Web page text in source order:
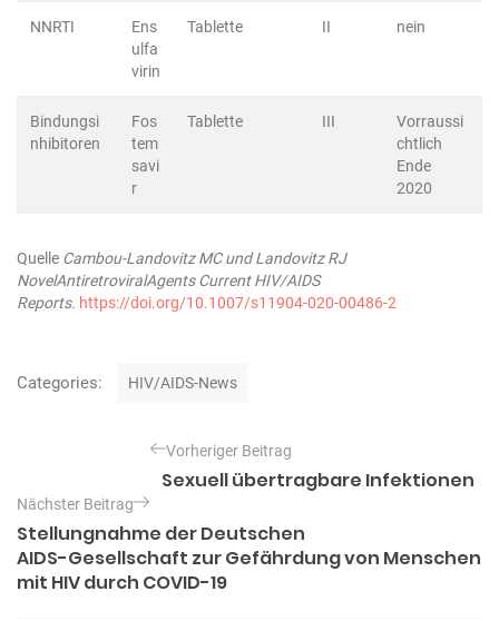
NNRTI
Ens
ulfa
virin
Tablette II nein
Bindungsi
nhibitoren
Fos
tem
savi
r
Tablette III
Vorraussi
chtlich
Ende
2020
Quelle Cambou-Landovitz MC und Landovitz RJ
NovelAntiretroviralAgents Current HIV/AIDS
Reports. https://doi.org/10.1007/s11904-020-00486-2
Categories:
r
i
e
HIV/AIDS-News
i
t
r
a
Vorheriger Beitrag
Sexuell übertragbare Infektionen
Nächster Beitrag
Stellungnahme der Deutschen
AIDS-Gesellschaft zur Gefährdung von Menschen
mit HIV durch COVID-19